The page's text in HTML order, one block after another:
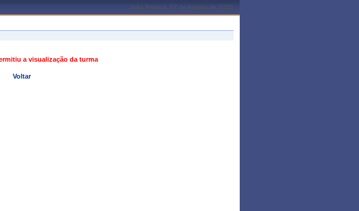
João Pessoa, 07 de Agosto de 2026
a visualização da turma
Voltar